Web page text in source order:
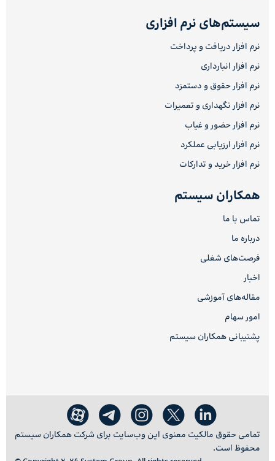
سیستم‌های نرم افزاری
نرم افزار دریافت و پرداخت
نرم افزار انبارداری
نرم افزار حقوق و دستمزد
نرم افزار نگهداری و تعمیرات
نرم افزار حضور و غیاب
نرم افزار ارزیابی عملکرد
نرم افزار خرید و تدارکات
همکاران سیستم
تماس با ما
درباره ما
فرصت‌های شغلی
اخبار
مقاله‌های آموزشی
امور سهام
پشتیبانی همکاران سیستم
تمامی حقوق مالکیت معنوی این وب‌سایت برای شرکت همکاران سیستم
محفوظ است.